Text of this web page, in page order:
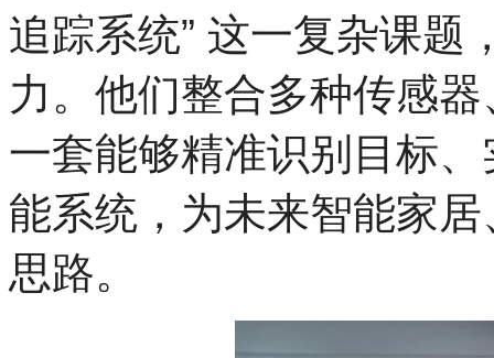
追踪系统” 这一复杂课题
力。他们整合多种传感
一套能够精准识别目标
能系统，为未来智能家
思路。